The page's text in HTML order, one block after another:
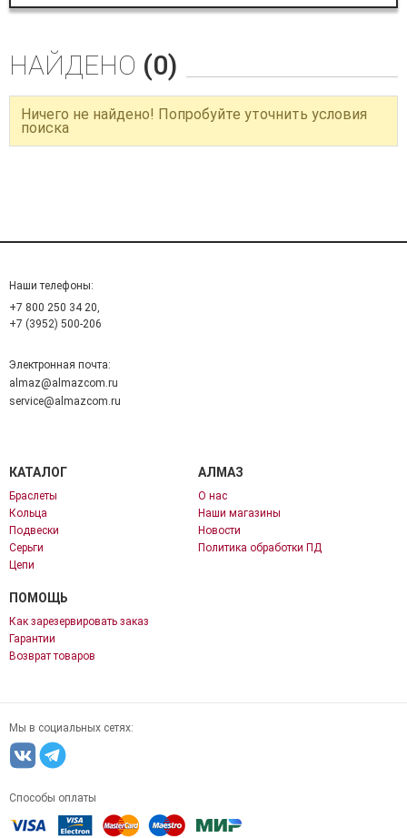
НАЙДЕНО (0)
Ничего не найдено! Попробуйте уточнить условия
поиска
Наши телефоны:
+7 800 250 34 20,
+7 (3952) 500-206
Электронная почта:
almaz@almazcom.ru
service@almazcom.ru
КАТАЛОГ
Браслеты
Кольца
Подвески
Серьги
Цепи
АЛМАЗ
О нас
Наши магазины
Новости
Политика обработки ПД
ПОМОЩЬ
Как зарезервировать заказ
Гарантии
Возврат товаров
Мы в социальных сетях:
Способы оплаты